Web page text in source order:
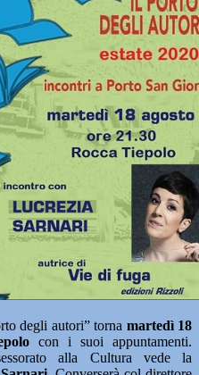
degli autori” torna martedì 18
con i suoi appuntamenti.
alla Cultura vede la